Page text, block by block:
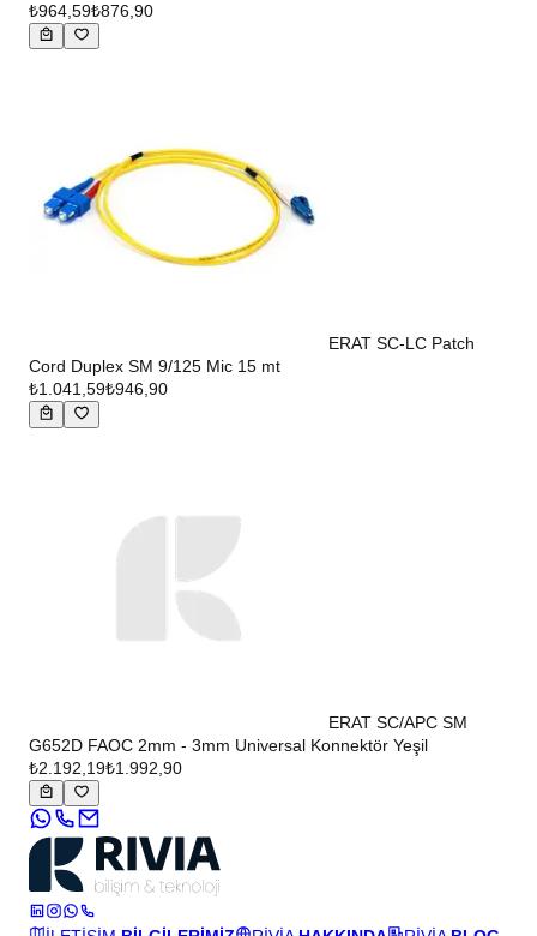
₺964,59₺876,90
ERAT SC-LC Patch
Cord Duplex SM 9/125 Mic 15 mt
₺1.041,59₺946,90
ERAT SC/APC SM
G652D FAOC 2mm - 3mm Universal Konnektör Yeşil
₺2.192,19₺1.992,90